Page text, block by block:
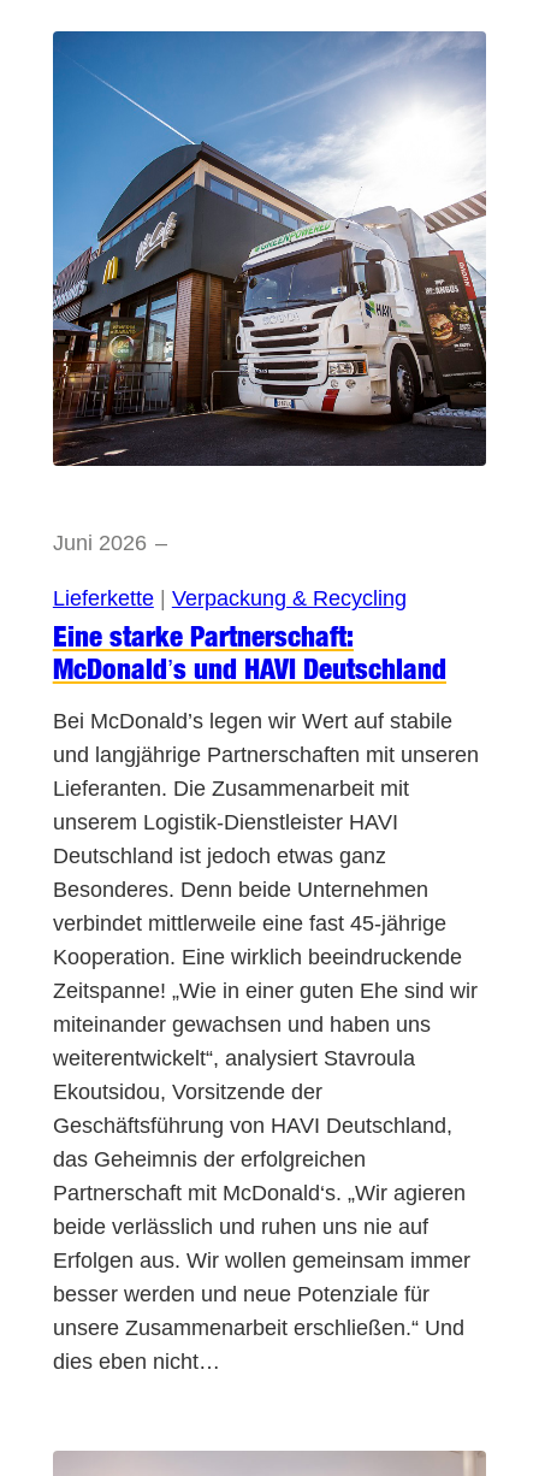
Juni 2026 –
Lieferkette | Verpackung & Recycling
Eine starke Partnerschaft:
McDonald’s und HAVI Deutschland
Bei McDonald’s legen wir Wert auf stabile
und langjährige Partnerschaften mit unseren
Lieferanten. Die Zusammenarbeit mit
unserem Logistik-Dienstleister HAVI
Deutschland ist jedoch etwas ganz
Besonderes. Denn beide Unternehmen
verbindet mittlerweile eine fast 45-jährige
Kooperation. Eine wirklich beeindruckende
Zeitspanne! „Wie in einer guten Ehe sind wir
miteinander gewachsen und haben uns
weiterentwickelt“, analysiert Stavroula
Ekoutsidou, Vorsitzende der
Geschäftsführung von HAVI Deutschland,
das Geheimnis der erfolgreichen
Partnerschaft mit McDonald‘s. „Wir agieren
beide verlässlich und ruhen uns nie auf
Erfolgen aus. Wir wollen gemeinsam immer
besser werden und neue Potenziale für
unsere Zusammenarbeit erschließen.“ Und
dies eben nicht…